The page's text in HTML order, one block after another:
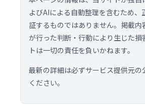
よびAIによる自動整理を含むため、
証するものではありません。掲載
が行った判断・行動により生じた損
トは一切の責任を負いかねます。
最新の詳細は必ずサービス提供元
ください。